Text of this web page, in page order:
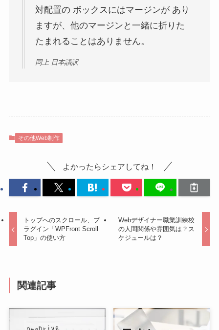
対配置の ボックスにはマージンが あり
ますが、他のマージンと一緒に折りた
たまれることはありません。
同上 日本語訳
その他Web制作
よかったらシェアしてね！
トップへのスクロール、プ
ラグイン「WPFront Scroll
Top」の使い方
Webデザイナー職業訓練校
の人間関係や雰囲気は？ス
ケジュールは？
関連記事